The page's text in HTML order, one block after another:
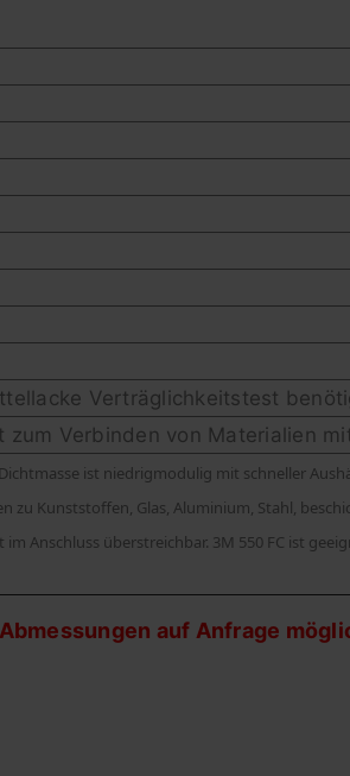
Verträglichkeitstest
zum Verbinden von Materialien
ist niedrigmodulig mit schneller
zu Kunststoffen, Glas, Aluminium, Stahl,
Anschluss überstreichbar. 3M 550 FC ist
auf Anfrage